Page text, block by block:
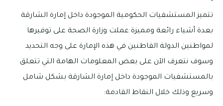
تتميز المستشفيات الحكومية الموجودة داخل إمارة الشارقة
بعدة أشياء رائعة ومميزة عملت وزارة الصحة على توفيرها
لمواطنين الدولة القاطنين في هذه الإمارة على وجه التحديد
وسوف نتعرف الآن على بعض المعلومات الهامة التي تتعلق
بالمستشفيات الموجودة داخل إمارة الشارقة بشكل شامل
وسريع وذلك خلال النقاط القادمة: